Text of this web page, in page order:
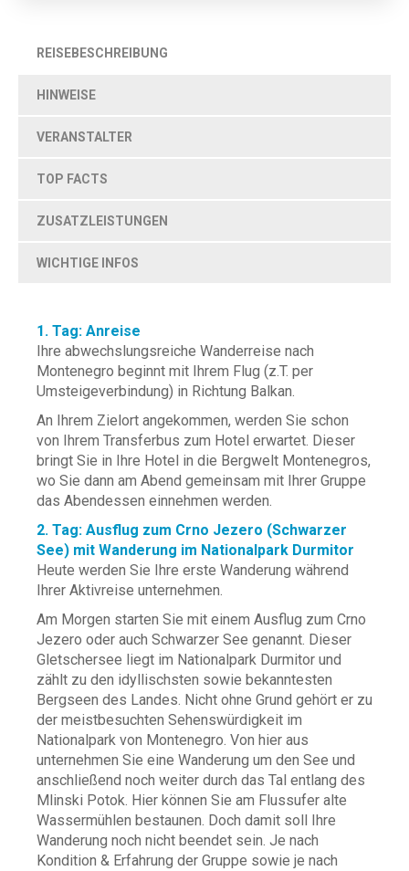
REISEBESCHREIBUNG
HINWEISE
VERANSTALTER
TOP FACTS
ZUSATZLEISTUNGEN
WICHTIGE INFOS
1. Tag: Anreise
Ihre abwechslungsreiche Wanderreise nach
Montenegro beginnt mit Ihrem Flug (z.T. per
Umsteigeverbindung) in Richtung Balkan.
An Ihrem Zielort angekommen, werden Sie schon
von Ihrem Transferbus zum Hotel erwartet. Dieser
bringt Sie in Ihre Hotel in die Bergwelt Montenegros,
wo Sie dann am Abend gemeinsam mit Ihrer Gruppe
das Abendessen einnehmen werden.
2. Tag: Ausflug zum Crno Jezero (Schwarzer
See) mit Wanderung im Nationalpark Durmitor
Heute werden Sie Ihre erste Wanderung während
Ihrer Aktivreise unternehmen.
Am Morgen starten Sie mit einem Ausflug zum Crno
Jezero oder auch Schwarzer See genannt. Dieser
Gletschersee liegt im Nationalpark Durmitor und
zählt zu den idyllischsten sowie bekanntesten
Bergseen des Landes. Nicht ohne Grund gehört er zu
der meistbesuchten Sehenswürdigkeit im
Nationalpark von Montenegro. Von hier aus
unternehmen Sie eine Wanderung um den See und
anschließend noch weiter durch das Tal entlang des
Mlinski Potok. Hier können Sie am Flussufer alte
Wassermühlen bestaunen. Doch damit soll Ihre
Wanderung noch nicht beendet sein. Je nach
Kondition & Erfahrung der Gruppe sowie je nach